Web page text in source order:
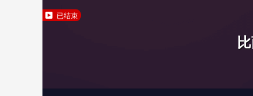
已结束